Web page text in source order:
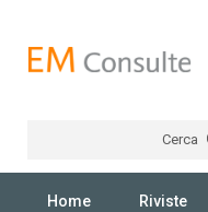
Cerca
Home Riviste